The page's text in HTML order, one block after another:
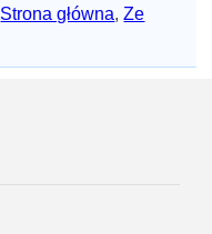
Strona główna,Ze